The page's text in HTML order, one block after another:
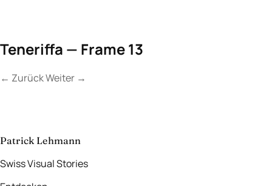
Teneriffa — Frame 13
← ZurückWeiter →
aufnehmen→
Patrick Lehmann
Swiss Visual Stories